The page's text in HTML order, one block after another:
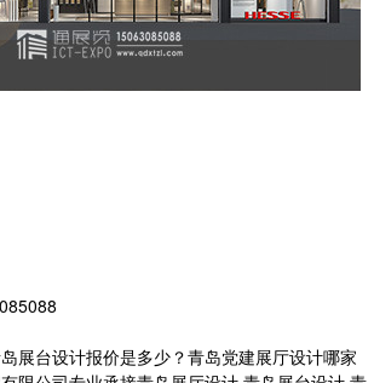
展台设计报价是多少？青岛党建展厅设计哪家